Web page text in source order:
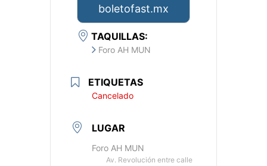
boletofast.mx
TAQUILLAS:
Foro AH MUN
ETIQUETAS
Cancelado
LUGAR
Foro AH MUN
Av. Revolución entre calle